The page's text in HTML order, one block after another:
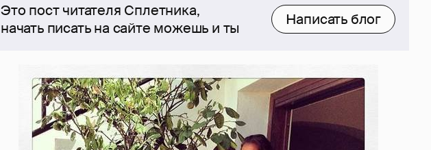
Это пост читателя Сплетника,
начать писать на сайте можешь и ты
Написать блог